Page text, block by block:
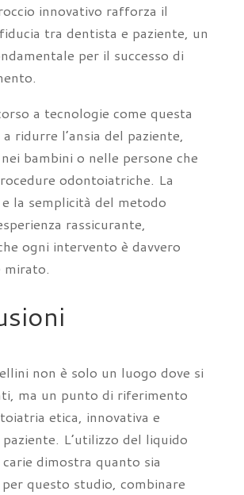
innovativo rafforza il
tra dentista e paziente, un
per il successo di
a tecnologie come questa
ridurre l’ansia del paziente,
bambini o nelle persone che
odontoiatriche. La
la semplicità del metodo
rassicurante,
ogni intervento è davvero
mirato.
non è solo un luogo dove si
ma un punto di riferimento
etica, innovativa e
L’utilizzo del liquido
dimostra quanto sia
questo studio, combinare